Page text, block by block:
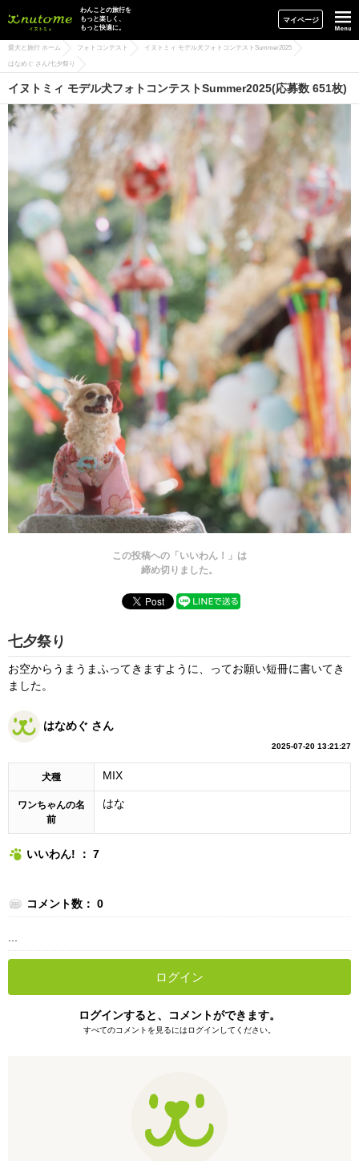
イヌトミィ
わんことの旅行を
もっと楽しく、
もっと快適に。
マイページ
愛犬と旅行 ホーム フォトコンテスト イヌトミィ モデル犬フォトコンテストSummer2025
はなめぐ さん/七夕祭り
イヌトミィ モデル犬フォトコンテストSummer2025(応募数 651枚)
この投稿への「いいわん！」は
締め切りました。
七夕祭り
お空からうまうまふってきますように、ってお願い短冊に書いてき
ました。
はなめぐ さん
2025-07-20 13:21:27
犬種 MIX
ワンちゃんの名
前
はな
いいわん! ： 7
コメント数： 0
ログイン
ログインすると、コメントができます。
すべてのコメントを見るにはログインしてください。